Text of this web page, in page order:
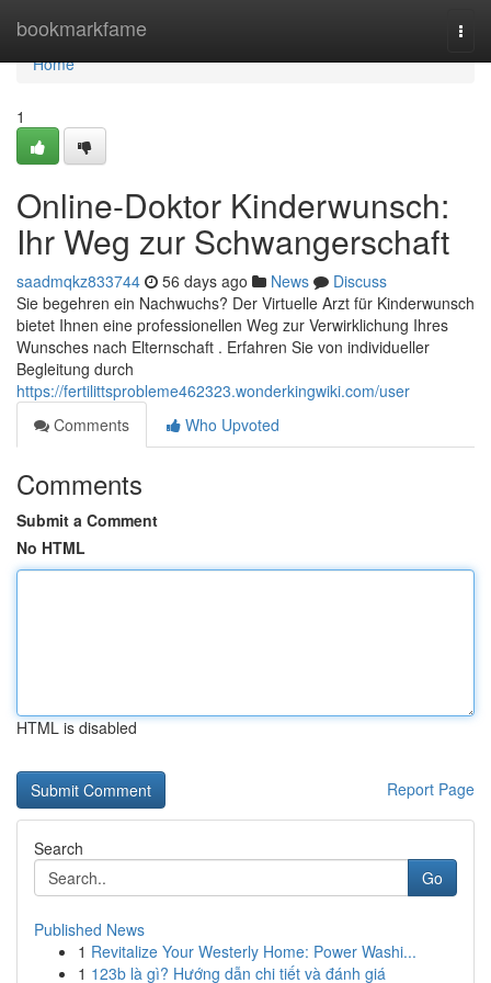
bookmarkfame
Home
Home
1
Online-Doktor Kinderwunsch:
Ihr Weg zur Schwangerschaft
saadmqkz833744 56 days ago News
Discuss
Sie begehren ein Nachwuchs? Der Virtuelle Arzt für Kinderwunsch
bietet Ihnen eine professionellen Weg zur Verwirklichung Ihres
Wunsches nach Elternschaft . Erfahren Sie von individueller
Begleitung durch
https://fertilittsprobleme462323.wonderkingwiki.com/user
Comments
Who Upvoted
Comments
Submit a Comment
No HTML
HTML is disabled
Report Page
Search
Go
Published News
1 Revitalize Your Westerly Home: Power Washi...
1 123b là gì? Hướng dẫn chi tiết và đánh giá